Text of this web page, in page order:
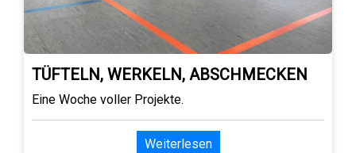
TÜFTELN, WERKELN, ABSCHMECKEN
Eine Woche voller Projekte.
Weiterlesen